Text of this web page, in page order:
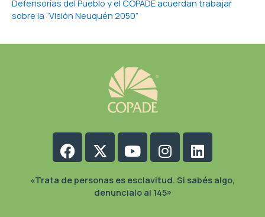
Defensorías del Pueblo y el COPADE acuerdan trabajar
sobre la “Visión Neuquén 2050”
Facebook
X-
twitter
YoutubeInstagram
Linkedin
«Trata de personas es esclavitud. Si sabés algo,
denuncialo al 145»